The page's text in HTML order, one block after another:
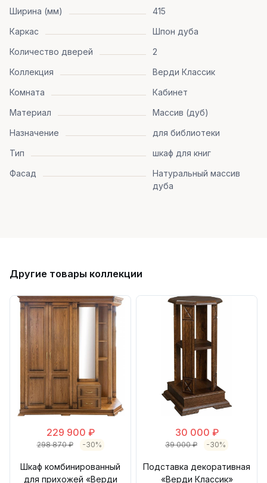
Ширина (мм)
415
Каркас
Шпон дуба
Количество дверей
2
Коллекция
Верди Классик
Комната
Кабинет
Материал
Массив (дуб)
Назначение
для библиотеки
Тип
шкаф для книг
Фасад
Натуральный массив
дуба
Другие товары коллекции
229 900 ₽
298 870 ₽ -30%
Шкаф комбинированный
для прихожей «Верди
30 000 ₽
39 000 ₽ -30%
Подставка декоративная
«Верди Классик»